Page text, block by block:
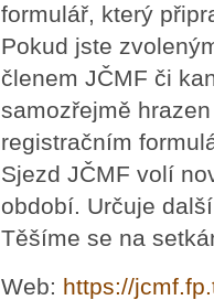
formulář, který
Pokud jste
členem JČMF či
samozřejmě
registračním
Sjezd JČMF volí
období. Určuje
Těšíme se na
Web: https://